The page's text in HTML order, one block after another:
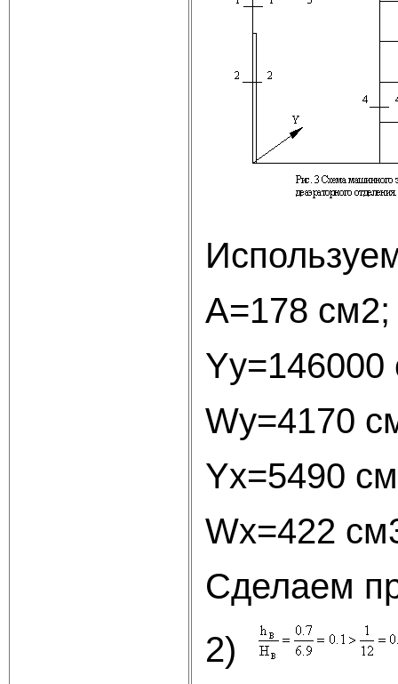
А=178 см2;
Yy=146000
Wy=4170
Yх=5490
Wх=422
Сделаем
2)